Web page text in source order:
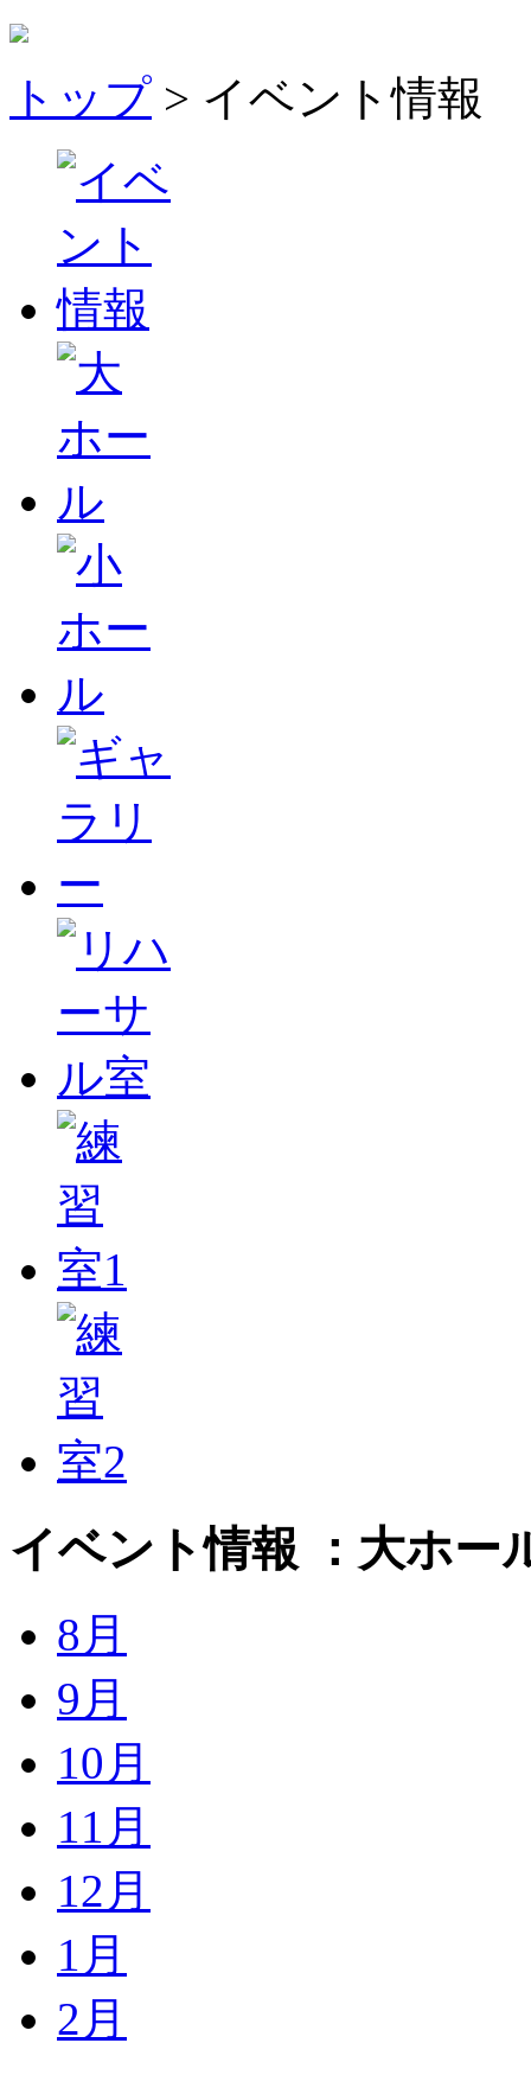
トップ > イベント情報
イベント情報 ：大ホー
8月
9月
10月
11月
12月
1月
2月